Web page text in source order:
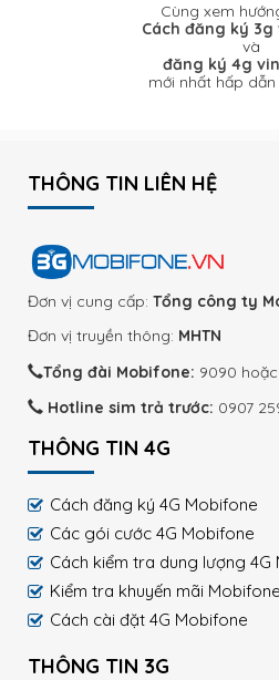
Cùng xem
Cách đăng ký
và
đăng ký 4g
mới nhất hấp
THÔNG TIN LIÊN HỆ
Đơn vị cung cấp: Tổng công ty
Đơn vị truyền thông: MHTN
Tổng đài Mobifone: 9090
Hotline sim trả trước: 0907
THÔNG TIN 4G
Cách đăng ký 4G Mobifone
Các gói cước 4G Mobifone
Cách kiểm tra dung lượng 4G
Kiểm tra khuyến mãi Mobifone
Cách cài đặt 4G Mobifone
THÔNG TIN 3G